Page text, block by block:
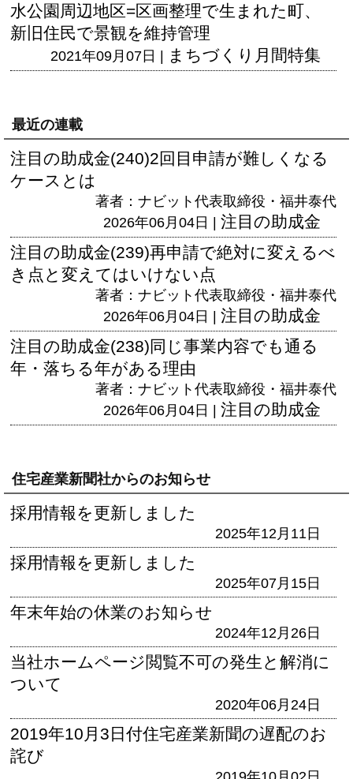
水公園周辺地区=区画整理で生まれた町、
新旧住民で景観を維持管理
2021年09月07日 | まちづくり月間特集
最近の連載
注目の助成金(240)2回目申請が難しくなる
ケースとは
著者：ナビット代表取締役・福井泰代
2026年06月04日 | 注目の助成金
注目の助成金(239)再申請で絶対に変えるべ
き点と変えてはいけない点
著者：ナビット代表取締役・福井泰代
2026年06月04日 | 注目の助成金
注目の助成金(238)同じ事業内容でも通る
年・落ちる年がある理由
著者：ナビット代表取締役・福井泰代
2026年06月04日 | 注目の助成金
住宅産業新聞社からのお知らせ
採用情報を更新しました
2025年12月11日
採用情報を更新しました
2025年07月15日
年末年始の休業のお知らせ
2024年12月26日
当社ホームページ閲覧不可の発生と解消に
ついて
2020年06月24日
2019年10月3日付住宅産業新聞の遅配のお
詫び